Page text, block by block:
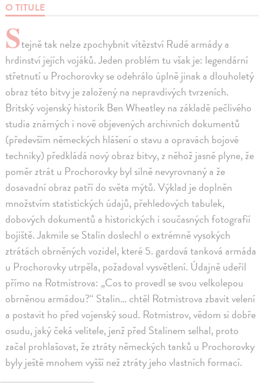
O TITULE
Stejně tak nelze zpochybnit vítězství Rudé armády a
hrdinství jejích vojáků. Jeden problém tu však je: legendární
střetnutí u Prochorovky se odehrálo úplně jinak a dlouholetý
obraz této bitvy je založený na nepravdivých tvrzeních.
Britský vojenský historik Ben Wheatley na základě pečlivého
studia známých i nově objevených archivních dokumentů
(především německých hlášení o stavu a opravách bojové
techniky) předkládá nový obraz bitvy, z něhož jasně plyne, že
poměr ztrát u Prochorovky byl silně nevyrovnaný a že
dosavadní obraz patří do světa mýtů. Výklad je doplněn
množstvím statistických údajů, přehledových tabulek,
dobových dokumentů a historických i současných fotografií
bojiště. Jakmile se Stalin doslechl o extrémně vysokých
ztrátách obrněných vozidel, které 5. gardová tanková armáda
u Prochorovky utrpěla, požadoval vysvětlení. Údajně udeřil
přímo na Rotmistrova: „Cos to provedl se svou velkolepou
obrněnou armádou?“ Stalin… chtěl Rotmistrova zbavit velení
a postavit ho před vojenský soud. Rotmistrov, vědom si dobře
osudu, jaký čeká velitele, jenž před Stalinem selhal, proto
začal prohlašovat, že ztráty německých tanků u Prochorovky
byly ještě mnohem vyšší než ztráty jeho vlastních formací.